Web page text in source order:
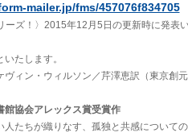
mailer.jp/fms/457076f834705
ズ！〉2015年12月5日の更新時に発表い
たします。
ヴィン・ウィルソン／芹澤恵訳（東京創
館協会アレックス賞受賞作
たちが織りなす、孤独と共感について